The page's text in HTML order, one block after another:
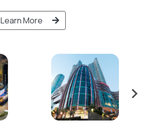
Learn More